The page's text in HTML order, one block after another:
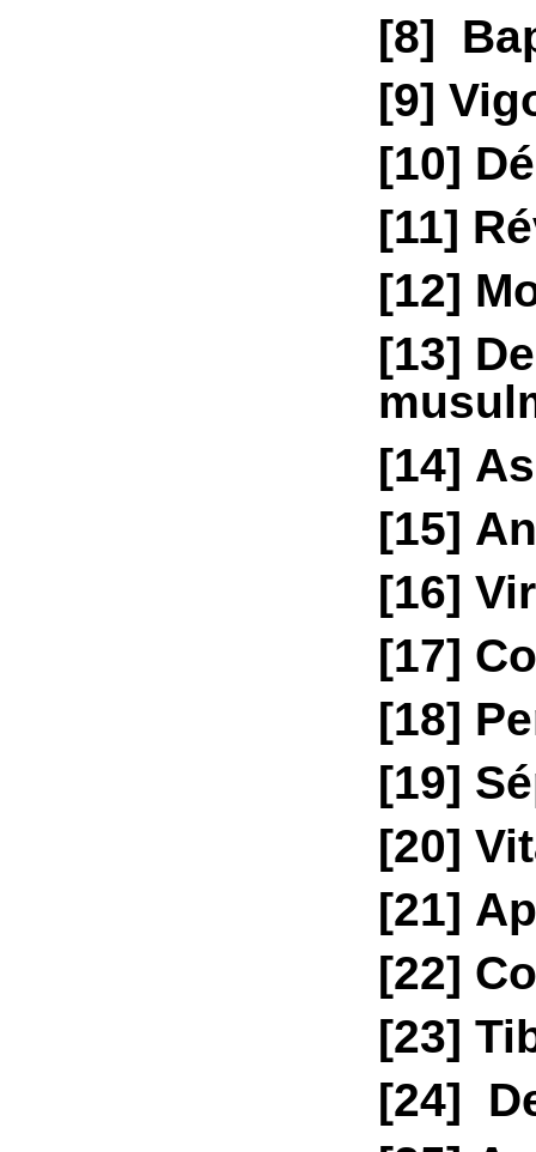
[8]
[9]
[10]
[11]
[12]
[13]
[14]
[15]
[16]
[17]
[18]
[19]
[20]
[21]
[22]
[23]
[24]